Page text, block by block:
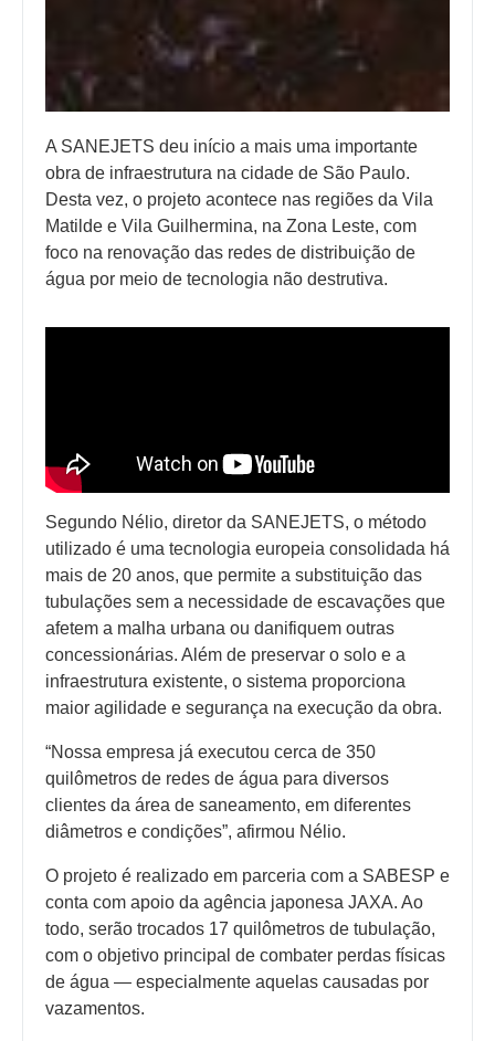
A SANEJETS deu início a mais uma importante
obra de infraestrutura na cidade de São Paulo.
Desta vez, o projeto acontece nas regiões da Vila
Matilde e Vila Guilhermina, na Zona Leste, com
foco na renovação das redes de distribuição de
água por meio de tecnologia não destrutiva.
Segundo Nélio, diretor da SANEJETS, o método
utilizado é uma tecnologia europeia consolidada há
mais de 20 anos, que permite a substituição das
tubulações sem a necessidade de escavações que
afetem a malha urbana ou danifiquem outras
concessionárias. Além de preservar o solo e a
infraestrutura existente, o sistema proporciona
maior agilidade e segurança na execução da obra.
“Nossa empresa já executou cerca de 350
quilômetros de redes de água para diversos
clientes da área de saneamento, em diferentes
diâmetros e condições”, afirmou Nélio.
O projeto é realizado em parceria com a SABESP e
conta com apoio da agência japonesa JAXA. Ao
todo, serão trocados 17 quilômetros de tubulação,
com o objetivo principal de combater perdas físicas
de água — especialmente aquelas causadas por
vazamentos.